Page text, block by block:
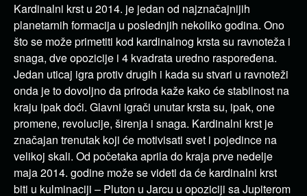
Kardinalni krst u 2014. je jedan od najznačajnijih
planetarnih formacija u poslednjih nekoliko godina. Ono
što se može primetiti kod kardinalnog krsta su ravnoteža i
snaga, dve opozicije i 4 kvadrata uredno raspoređena.
Jedan uticaj igra protiv drugih i kada su stvari u ravnoteži
onda je to dovoljno da priroda kaže kako će stabilnost na
kraju ipak doći. Glavni igrači unutar krsta su, ipak, one
promene, revolucije, širenja i snaga. Kardinalni krst je
značajan trenutak koji će motivisati svet i pojedince na
velikoj skali. Od početaka aprila do kraja prve nedelje
maja 2014. godine može se videti da će kardinalni krst
biti u kulminaciji – Pluton u Jarcu u opoziciji sa Jupiterom